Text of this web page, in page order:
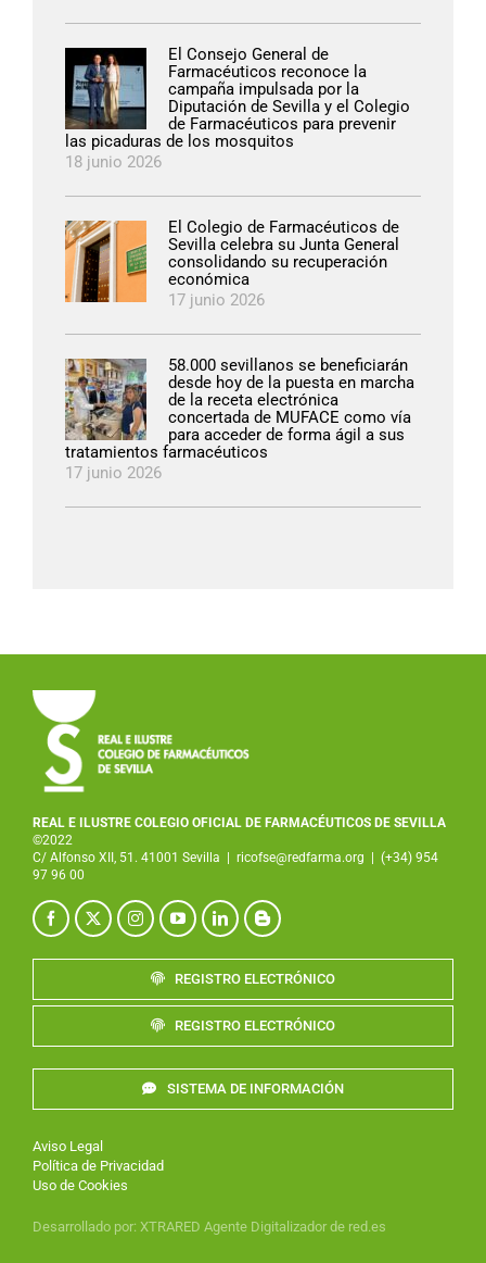
El Consejo General de
Farmacéuticos reconoce la
campaña impulsada por la
Diputación de Sevilla y el Colegio
de Farmacéuticos para prevenir
las picaduras de los mosquitos
18 junio 2026
El Colegio de Farmacéuticos de
Sevilla celebra su Junta General
consolidando su recuperación
económica
17 junio 2026
58.000 sevillanos se beneficiarán
desde hoy de la puesta en marcha
de la receta electrónica
concertada de MUFACE como vía
para acceder de forma ágil a sus
tratamientos farmacéuticos
17 junio 2026
REAL E ILUSTRE COLEGIO OFICIAL DE FARMACÉUTICOS DE SEVILLA
©2022
C/ Alfonso XII, 51. 41001 Sevilla
ricofse@redfarma.org
(+34) 954
97 96 00
REGISTRO ELECTRÓNICO
REGISTRO ELECTRÓNICO
SISTEMA DE INFORMACIÓN
Aviso Legal
Política de Privacidad
Uso de Cookies
Desarrollado por: XTRARED Agente Digitalizador de red.es